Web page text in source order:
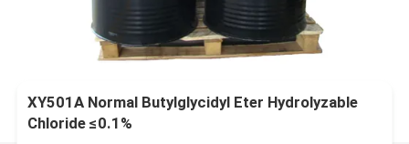
XY501A Normal Butylglycidyl Eter Hydrolyzable
Chloride ≤0.1%